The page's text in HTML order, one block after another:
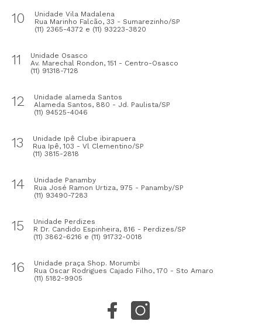
10
Unidade Vila Madalena
Rua Marinho Falcão, 33 - Sumarezinho/SP
(11) 2365-4372 e (11) 93223-3820
11
Unidade Osasco
Av. Marechal Rondon, 151 - Centro-Osasco
(11) 91318-7128
12
Unidade alameda Santos
Alameda Santos, 880 - Jd. Paulista/SP
(11) 94525-4046
13
Unidade Ipê Clube ibirapuera
Rua Ipê, 103 - Vl Clementino/SP
(11) 3815-2818
14
Unidade Panamby
Rua José Ramon Urtiza, 975 - Panamby/SP
(11) 93490-7283
15
Unidade Perdizes
R Dr. Candido Espinheira, 816 - Perdizes/SP
(11) 3862-6216 e (11) 91732-0018
16
Unidade praça Shop. Morumbi
Rua Oscar Rodrigues Cajado Filho, 170 - Sto Amaro
(11) 5182-9905